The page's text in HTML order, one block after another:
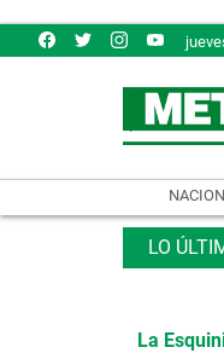
La